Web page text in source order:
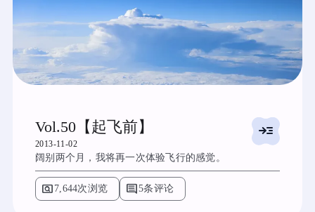
Vol.50【起飞前】
2013-11-02
read_more
阔别两个月，我将再一次体验飞行的感觉。
pageview 7,644次浏览 comment5条评论